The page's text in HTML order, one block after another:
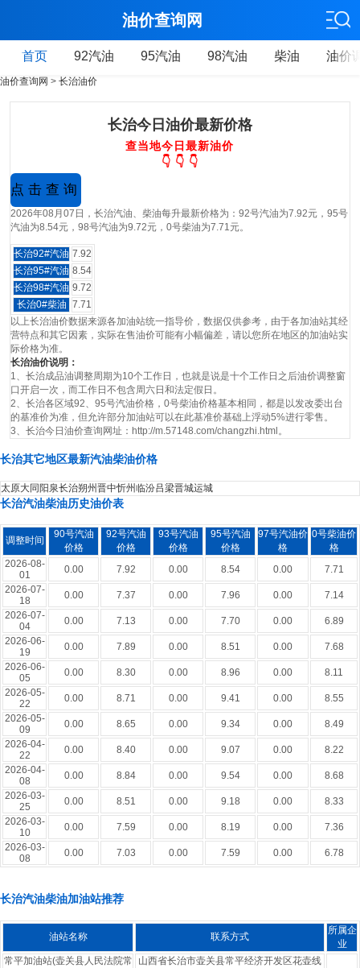
油价查询网
首页 92汽油 95汽油 98汽油 柴油 油价
油价查询网 > 长治油价
长治今日油价最新价格
查当地今日最新油价
👇 👇 👇
2026年08月07日，长治汽油、柴油每升最新价格为：92号汽油为7.92元，95号
汽油为8.54元，98号汽油为9.72元，0号柴油为7.71元。
长治92#汽油 7.92
长治95#汽油 8.54
长治98#汽油 9.72
长治0#柴油
7.71
以上长治油价数据来源各加油站统一指导价，数据仅供参考，由于各加油站其经
营特点和其它因素，实际在售油价可能有小幅偏差，请以您所在地区的加油站实
际价格为准。
长治油价说明：
1、长治成品油调整周期为10个工作日，也就是说是十个工作日之后油价调整窗
口开启一次，而工作日不包含周六日和法定假日。
2、长治各区域92、95号汽油价格，0号柴油价格基本相同，都是以发改委出台
的基准价为准，但允许部分加油站可以在此基准价基础上浮动5%进行零售。
3、长治今日油价查询网址：http://m.57148.com/changzhi.html。
长治其它地区最新汽油柴油价格
太原大同阳泉长治朔州晋中忻州临汾吕梁晋城运城
长治汽油柴油历史油价表
调整时间
90号汽油
价格
92号汽油
价格
93号汽油
价格
95号汽油
价格
97号汽油价
格
0号柴油价
格
2026-08-
01
0.00 7.92 0.00 8.54 0.00
7.71
2026-07-
18
0.00 7.37 0.00 7.96 0.00
7.14
2026-07-
04
0.00 7.13 0.00 7.70 0.00
6.89
2026-06-
19
0.00 7.89 0.00 8.51 0.00
7.68
2026-06-
05
0.00 8.30 0.00 8.96 0.00
8.11
2026-05-
22
0.00 8.71 0.00 9.41 0.00
8.55
2026-05-
09
0.00 8.65 0.00 9.34 0.00
8.49
2026-04-
22
0.00 8.40 0.00 9.07 0.00
8.22
2026-04-
08
0.00 8.84 0.00 9.54 0.00
8.68
2026-03-
25
0.00 8.51 0.00 9.18 0.00
8.33
2026-03-
10
0.00 7.59 0.00 8.19 0.00
7.36
2026-03-
08
0.00 7.03 0.00 7.59 0.00 6.78
长治汽油柴油加油站推荐
油站名称 联系方式
所属企
业
常平加油站(壶关县人民法院常
山西省长治市壶关县常平经济开发区花壶线